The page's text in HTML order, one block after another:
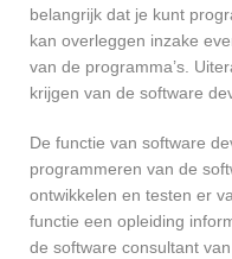
belangrijk dat je kunt
kan overleggen inzake
van de programma’s.
krijgen van de software
De functie van software
programmeren van de
ontwikkelen en testen er
functie een opleiding
de software consultant